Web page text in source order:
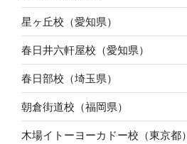
星ヶ丘校（愛知県）
春日井六軒屋校（愛知県）
春日部校（埼玉県）
朝倉街道校（福岡県）
木場イトーヨーカドー校（東京都）